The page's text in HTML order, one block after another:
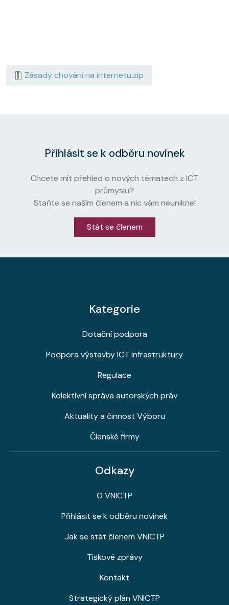
Zásady chování na internetu.zip
Přihlásit se k odběru novinek
Chcete mít přehled o nových tématech z ICT
průmyslu?
Staňte se naším členem a nic vám neunikne!
Stát se členem
Kategorie
Dotační podpora
Podpora výstavby ICT infrastruktury
Regulace
Kolektivní správa autorských práv
Aktuality a činnost Výboru
Členské firmy
Odkazy
O VNICTP
Přihlásit se k odběru novinek
Jak se stát členem VNICTP
Tiskové zprávy
Kontakt
Strategický plán VNICTP